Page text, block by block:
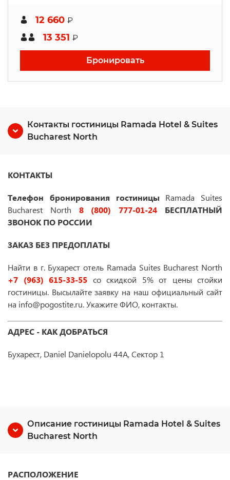
12 660 ₽
13 351 ₽
Бронировать
Контакты гостиницы Ramada Hotel & Suites
Bucharest North
КОНТАКТЫ
Телефон бронирования гостиницы Ramada Suites
Bucharest North
8 (800) 777-01-24 БЕСПЛАТНЫЙ
ЗВОНОК ПО РОССИИ
ЗАКАЗ БЕЗ ПРЕДОПЛАТЫ
Найти в г. Бухарест отель Ramada Suites Bucharest North
+7 (963) 615-33-55 со скидкой 5% от цены стойки
гостиницы. Высылайте заявку на наш официальный сайт
на info@pogostite.ru. Укажите ФИО, контакты.
АДРЕС - КАК ДОБРАТЬСЯ
Бухарест, Daniel Danielopolu 44A, Сектор 1
Описание гостиницы Ramada Hotel & Suites
Bucharest North
РАСПОЛОЖЕНИЕ